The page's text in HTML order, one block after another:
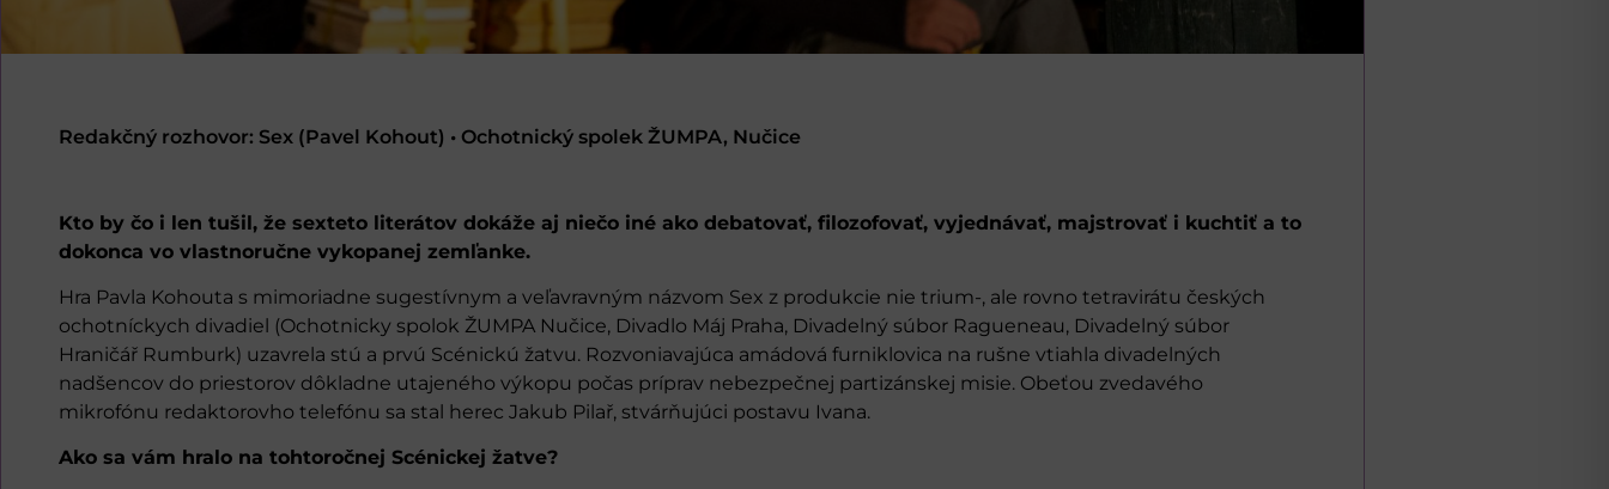
Redakčný rozhovor: Sex (Pavel Kohout) • Ochotnický spolek ŽUMPA, Nučice
Kto by čo i len tušil, že sexteto literátov dokáže aj niečo iné ako debatovať, filozofovať, vyjednávať, majstrovať i kuchtiť a to
dokonca vo vlastnoručne vykopanej zemľanke.
Hra Pavla Kohouta s mimoriadne sugestívnym a veľavravným názvom Sex z produkcie nie trium-, ale rovno tetravirátu českých
ochotníckych divadiel (Ochotnicky spolok ŽUMPA Nučice, Divadlo Máj Praha, Divadelný súbor Ragueneau, Divadelný súbor
Hraničář Rumburk) uzavrela stú a prvú Scénickú žatvu. Rozvoniavajúca amádová furniklovica na rušne vtiahla divadelných
nadšencov do priestorov dôkladne utajeného výkopu počas príprav nebezpečnej partizánskej misie. Obeťou zvedavého
mikrofónu redaktorovho telefónu sa stal herec Jakub Pilař, stvárňujúci postavu Ivana.
Ako sa vám hralo na tohtoročnej Scénickej žatve?